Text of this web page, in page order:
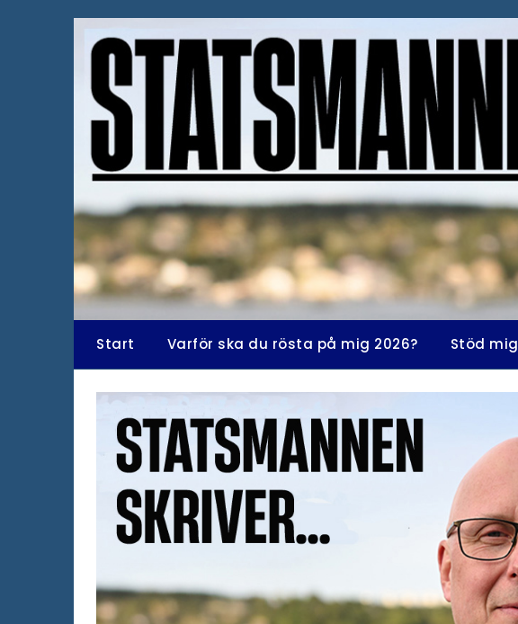
Start Varför ska du rösta på mig 2026? Stöd mig